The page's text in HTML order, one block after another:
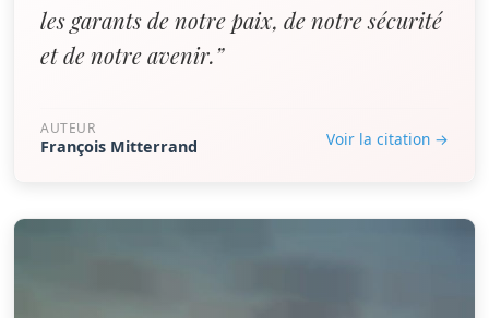
les garants de notre paix, de notre sécurité
et de notre avenir.”
AUTEUR
François Mitterrand Voir la citation →